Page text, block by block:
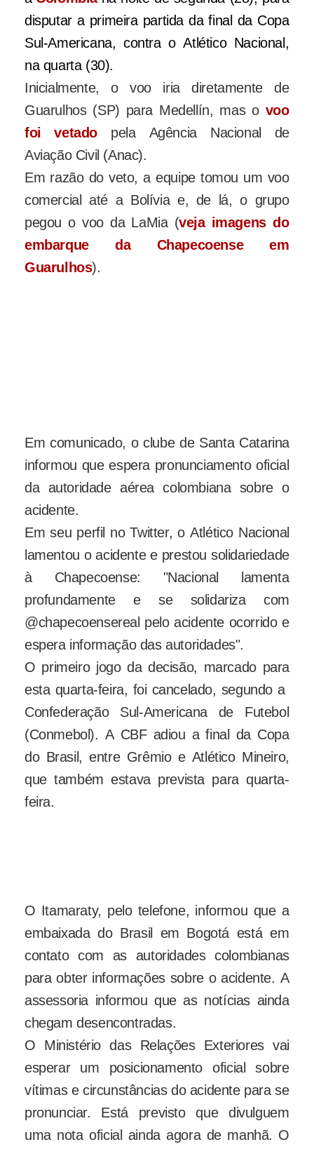
disputar a primeira partida da final da Copa
Sul-Americana, contra o Atlético Nacional,
na quarta (30).
Inicialmente, o voo iria diretamente de
Guarulhos (SP) para Medellín, mas o voo
foi vetado pela Agência Nacional de
Aviação Civil (Anac).
Em razão do veto, a equipe tomou um voo
comercial até a Bolívia e, de lá, o grupo
pegou o voo da LaMia (veja imagens do
embarque da Chapecoense em
Guarulhos).
Em comunicado, o clube de Santa Catarina
informou que espera pronunciamento oficial
da autoridade aérea colombiana sobre o
acidente.
Em seu perfil no Twitter, o Atlético Nacional
lamentou o acidente e prestou solidariedade
à Chapecoense: "Nacional lamenta
profundamente e se solidariza com
@chapecoensereal pelo acidente ocorrido e
espera informação das autoridades".
O primeiro jogo da decisão, marcado para
esta quarta-feira, foi cancelado, segundo a
Confederação Sul-Americana de Futebol
(Conmebol). A CBF adiou a final da Copa
do Brasil, entre Grêmio e Atlético Mineiro,
que também estava prevista para quarta-
feira.
O Itamaraty, pelo telefone, informou que a
embaixada do Brasil em Bogotá está em
contato com as autoridades colombianas
para obter informações sobre o acidente. A
assessoria informou que as notícias ainda
chegam desencontradas.
O Ministério das Relações Exteriores vai
esperar um posicionamento oficial sobre
vítimas e circunstâncias do acidente para se
pronunciar. Está previsto que divulguem
uma nota oficial ainda agora de manhã. O